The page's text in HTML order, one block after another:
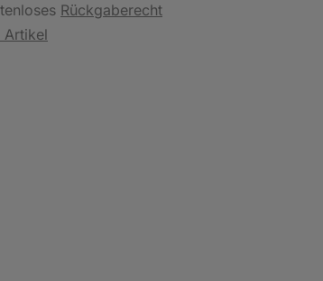
Rückgaberecht
Artikel